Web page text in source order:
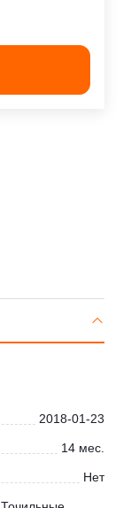
2018-01-23
14 мес.
Нет